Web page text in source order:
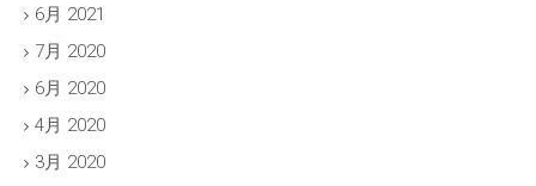
6月 2021
7月 2020
6月 2020
4月 2020
3月 2020